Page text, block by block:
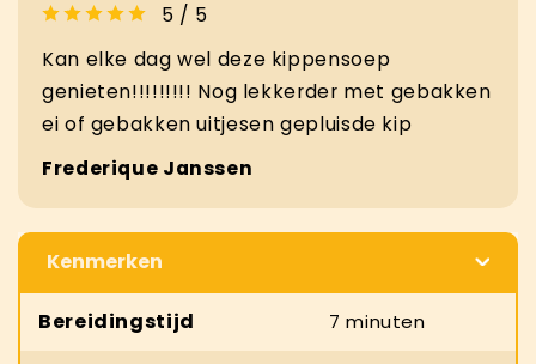
5 / 5
Kan elke dag wel deze kippensoep
genieten!!!!!!!!! Nog lekkerder met gebakken
ei of gebakken uitjesen gepluisde kip
Frederique Janssen
Kenmerken
Bereidingstijd 7 minuten